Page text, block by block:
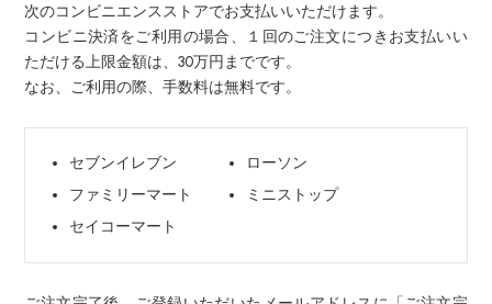
次のコンビニエンスストアでお支払いいただけます。
コンビニ決済をご利用の場合、１回のご注文につきお支払いい
ただける上限金額は、30万円までです。
なお、ご利用の際、手数料は無料です。
セブンイレブン
ローソン
ファミリーマート
ミニストップ
セイコーマート